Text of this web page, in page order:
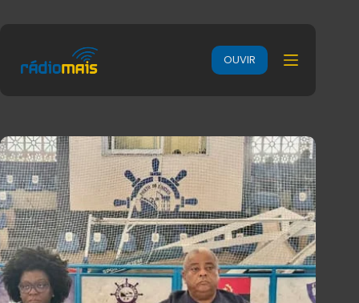
OUVIR